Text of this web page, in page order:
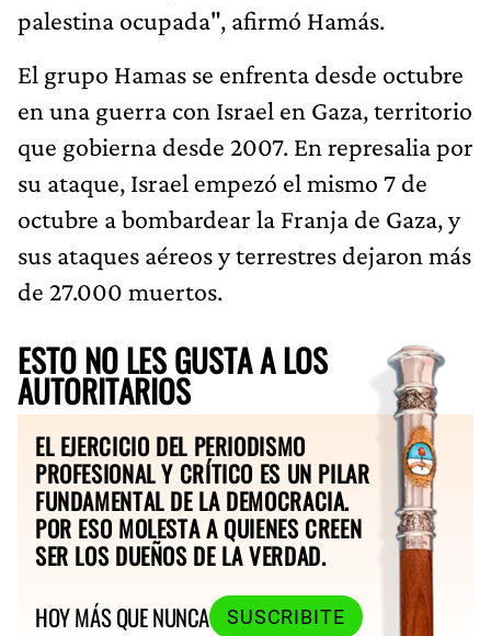
palestina ocupada", afirmó Hamás.
El grupo Hamas se enfrenta desde octubre
en una guerra con Israel en Gaza, territorio
que gobierna desde 2007. En represalia por
su ataque, Israel empezó el mismo 7 de
octubre a bombardear la Franja de Gaza, y
sus ataques aéreos y terrestres dejaron más
de 27.000 muertos.
ESTO NO LES GUSTA A LOS
AUTORITARIOS
EL EJERCICIO DEL PERIODISMO
PROFESIONAL Y CRÍTICO ES UN PILAR
FUNDAMENTAL DE LA DEMOCRACIA.
POR ESO MOLESTA A QUIENES CREEN
SER LOS DUEÑOS DE LA VERDAD.
HOY MÁS QUE NUNCA
SUSCRIBITE